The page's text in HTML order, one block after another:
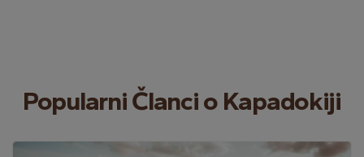
Popularni Članci o Kapadokiji